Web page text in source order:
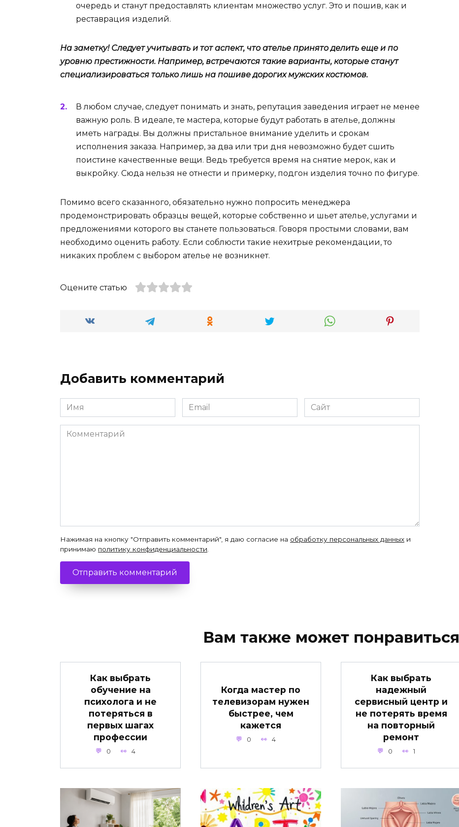
очередь и станут предоставлять клиентам множество услуг. Это и пошив, как и
реставрация изделий.
На заметку! Следует учитывать и тот аспект, что ателье принято делить еще и по
уровню престижности. Например, встречаются такие варианты, которые станут
специализироваться только лишь на пошиве дорогих мужских костюмов.
В любом случае, следует понимать и знать, репутация заведения играет не менее
важную роль. В идеале, те мастера, которые будут работать в ателье, должны
иметь награды. Вы должны пристальное внимание уделить и срокам
исполнения заказа. Например, за два или три дня невозможно будет сшить
поистине качественные вещи. Ведь требуется время на снятие мерок, как и
выкройку. Сюда нельзя не отнести и примерку, подгон изделия точно по фигуре.
Помимо всего сказанного, обязательно нужно попросить менеджера
продемонстрировать образцы вещей, которые собственно и шьет ателье, услугами и
предложениями которого вы станете пользоваться. Говоря простыми словами, вам
необходимо оценить работу. Если соблюсти такие нехитрые рекомендации, то
никаких проблем с выбором ателье не возникнет.
Оцените статью
Добавить комментарий
Имя
*
Email
*
Сайт
Комментарий
Нажимая на кнопку "Отправить комментарий", я даю согласие на обработку персональных данных и
принимаю политику конфиденциальности.
Вам также может понравиться
Как выбрать
обучение на
психолога и не
потеряться в
первых шагах
профессии
0 4
Когда мастер по
телевизорам нужен
быстрее, чем
кажется
0 4
Как выбрать
надежный
сервисный центр и
не потерять время
на повторный
ремонт
0 1